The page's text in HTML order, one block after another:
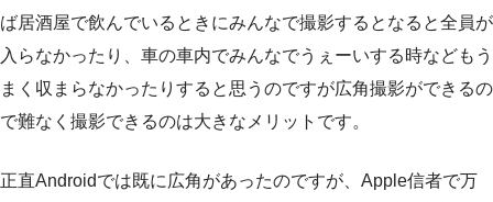
ば居酒屋で飲んでいるときにみんなで撮影するとなると全員が
入らなかったり、車の車内でみんなでうぇーいする時などもう
まく収まらなかったりすると思うのですが広角撮影ができるの
で難なく撮影できるのは大きなメリットです。
正直Androidでは既に広角があったのですが、Apple信者で万